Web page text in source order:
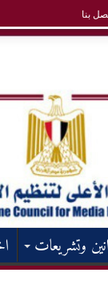
بنا
وتشريعات